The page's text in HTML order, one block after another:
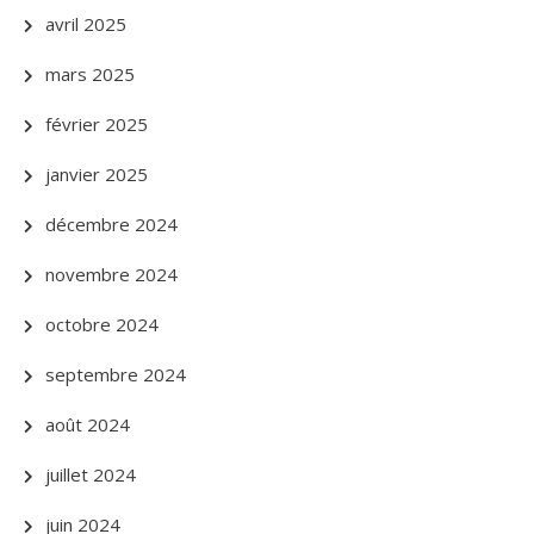
avril 2025
mars 2025
février 2025
janvier 2025
décembre 2024
novembre 2024
octobre 2024
septembre 2024
août 2024
juillet 2024
juin 2024